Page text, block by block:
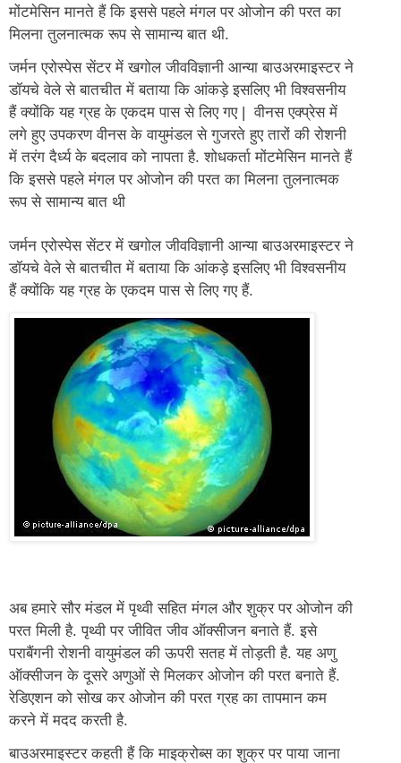
मोंटमेसिन मानते हैं कि इससे पहले मंगल पर ओजोन की परत का
मिलना तुलनात्मक रूप से सामान्य बात थी.
जर्मन एरोस्पेस सेंटर में खगोल जीवविज्ञानी आन्या बाउअरमाइस्टर ने
डॉयचे वेले से बातचीत में बताया कि आंकड़े इसलिए भी विश्वसनीय
हैं क्योंकि यह ग्रह के एकदम पास से लिए गए | वीनस एक्प्रेस में
लगे हुए उपकरण वीनस के वायुमंडल से गुजरते हुए तारों की रोशनी
में तरंग दैर्ध्य के बदलाव को नापता है. शोधकर्ता मोंटमेसिन मानते हैं
कि इससे पहले मंगल पर ओजोन की परत का मिलना तुलनात्मक
रूप से सामान्य बात थी
जर्मन एरोस्पेस सेंटर में खगोल जीवविज्ञानी आन्या बाउअरमाइस्टर ने
डॉयचे वेले से बातचीत में बताया कि आंकड़े इसलिए भी विश्वसनीय
हैं क्योंकि यह ग्रह के एकदम पास से लिए गए हैं.
अब हमारे सौर मंडल में पृथ्वी सहित मंगल और शुक्र पर ओजोन की
परत मिली है. पृथ्वी पर जीवित जीव ऑक्सीजन बनाते हैं. इसे
पराबैंगनी रोशनी वायुमंडल की ऊपरी सतह में तोड़ती है. यह अणु
ऑक्सीजन के दूसरे अणुओं से मिलकर ओजोन की परत बनाते हैं.
रेडिएशन को सोख कर ओजोन की परत ग्रह का तापमान कम
करने में मदद करती है.
बाउअरमाइस्टर कहती हैं कि माइक्रोब्स का शुक्र पर पाया जाना